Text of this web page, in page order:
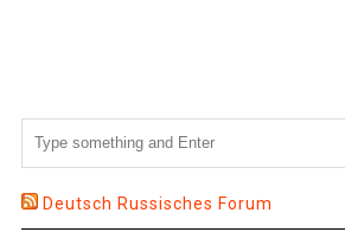
Deutsch Russisches Forum